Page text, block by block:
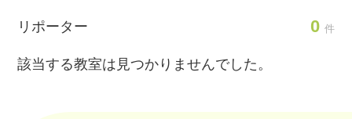
リポーター 0 件
該当する教室は見つかりませんでした。